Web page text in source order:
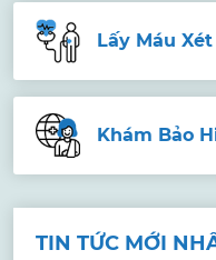
Lấy Máu
Khám Bảo
TIN TỨC MỚI